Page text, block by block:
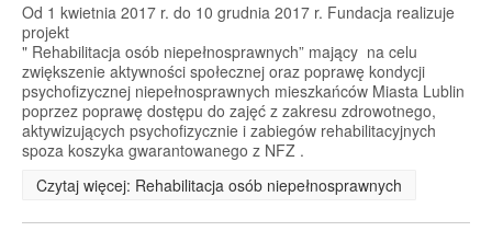
Od 1 kwietnia 2017 r. do 10 grudnia 2017 r. Fundacja realizuje
projekt
" Rehabilitacja osób niepełnosprawnych” mający na celu
zwiększenie aktywności społecznej oraz poprawę kondycji
psychofizycznej niepełnosprawnych mieszkańców Miasta Lublin
poprzez poprawę dostępu do zajęć z zakresu zdrowotnego,
aktywizujących psychofizycznie i zabiegów rehabilitacyjnych
spoza koszyka gwarantowanego z NFZ .
Czytaj więcej: Rehabilitacja osób niepełnosprawnych